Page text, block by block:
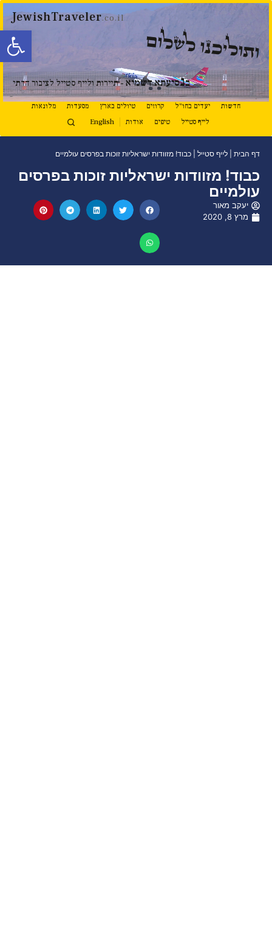
פתח
JewishTraveler.co.il
ותוליכנו לשלום
בנסיעתא דשמיא - תיירות ולייף סטייל לציבור הדתי
חדשות יעדים בחו"ל קרוזים טיולים בארץ מסעדות
מלונאות
לייף סטייל
טיפים אודות English
דף הבית לייף סטייל כבוד! מזוודות ישראליות זוכות בפרסים עולמיים
כבוד! מזוודות ישראליות זוכות בפרסים
עולמיים
יעקב מאור
מרץ 8, 2020